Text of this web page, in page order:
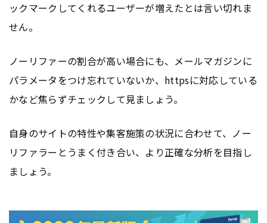
ックマークしてくれるユーザーが増えたとは言い切れま
せん。
ノーリファーの割合が高い場合にも、メールマガジンに
パラメータをつけ忘れていないか、httpsに対応している
かなど焦らずチェックして見ましょう。
自身のサイトの特性や集客施策の状況に合わせて、ノー
リファラーとうまく付き合い、より正確な分析を目指し
ましょう。